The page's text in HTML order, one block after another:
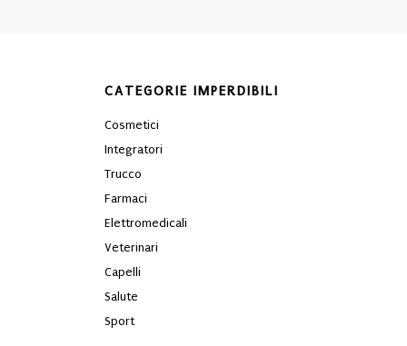
CATEGORIE IMPERDIBILI
Cosmetici
Integratori
Trucco
Farmaci
Elettromedicali
Veterinari
Capelli
Salute
Sport